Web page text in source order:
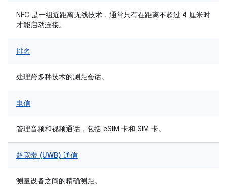
NFC 是一组近距离无线技术，通常只有在距离不超过 4 厘米时
才能启动连接。
排名
处理跨多种技术的测距会话。
电信
管理音频和视频通话，包括 eSIM 卡和 SIM 卡。
超宽带 (UWB) 通信
测量设备之间的精确测距。